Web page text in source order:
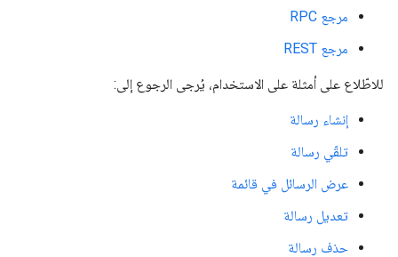
مرجع RPC
مرجع REST
للاطّلاع على أمثلة على الاستخدام، يُرجى الرجوع إلى:
إنشاء رسالة
تلقّي رسالة
عرض الرسائل في قائمة
تعديل رسالة
حذف رسالة